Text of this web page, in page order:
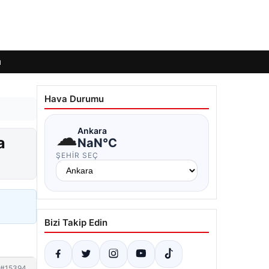
Hava Durumu
☁Ankara
NaN°C
ŞEHIR SEÇ
Bizi Takip Edin